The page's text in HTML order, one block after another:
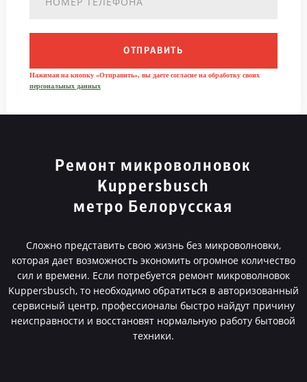
ОТПРАВИТЬ
Нажимая на кнопку «Отправить», вы даете согласие на обработку своих
персональных данных
Ремонт микроволновок
Kuppersbusch
метро Белорусская
Сложно представить свою жизнь без микроволновки,
которая дает возможность экономить огромное количество
сил и времени. Если потребуется ремонт микроволновок
Kuppersbusch, то необходимо обратиться в авторизованный
сервисный центр, профессионалы быстро найдут причину
неисправности и восстановят нормальную работу бытовой
техники.